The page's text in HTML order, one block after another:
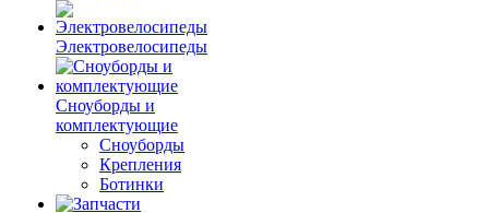
Электровелосипеды
Cноуборды и
комплектующие
Сноуборды
Крепления
Ботинки